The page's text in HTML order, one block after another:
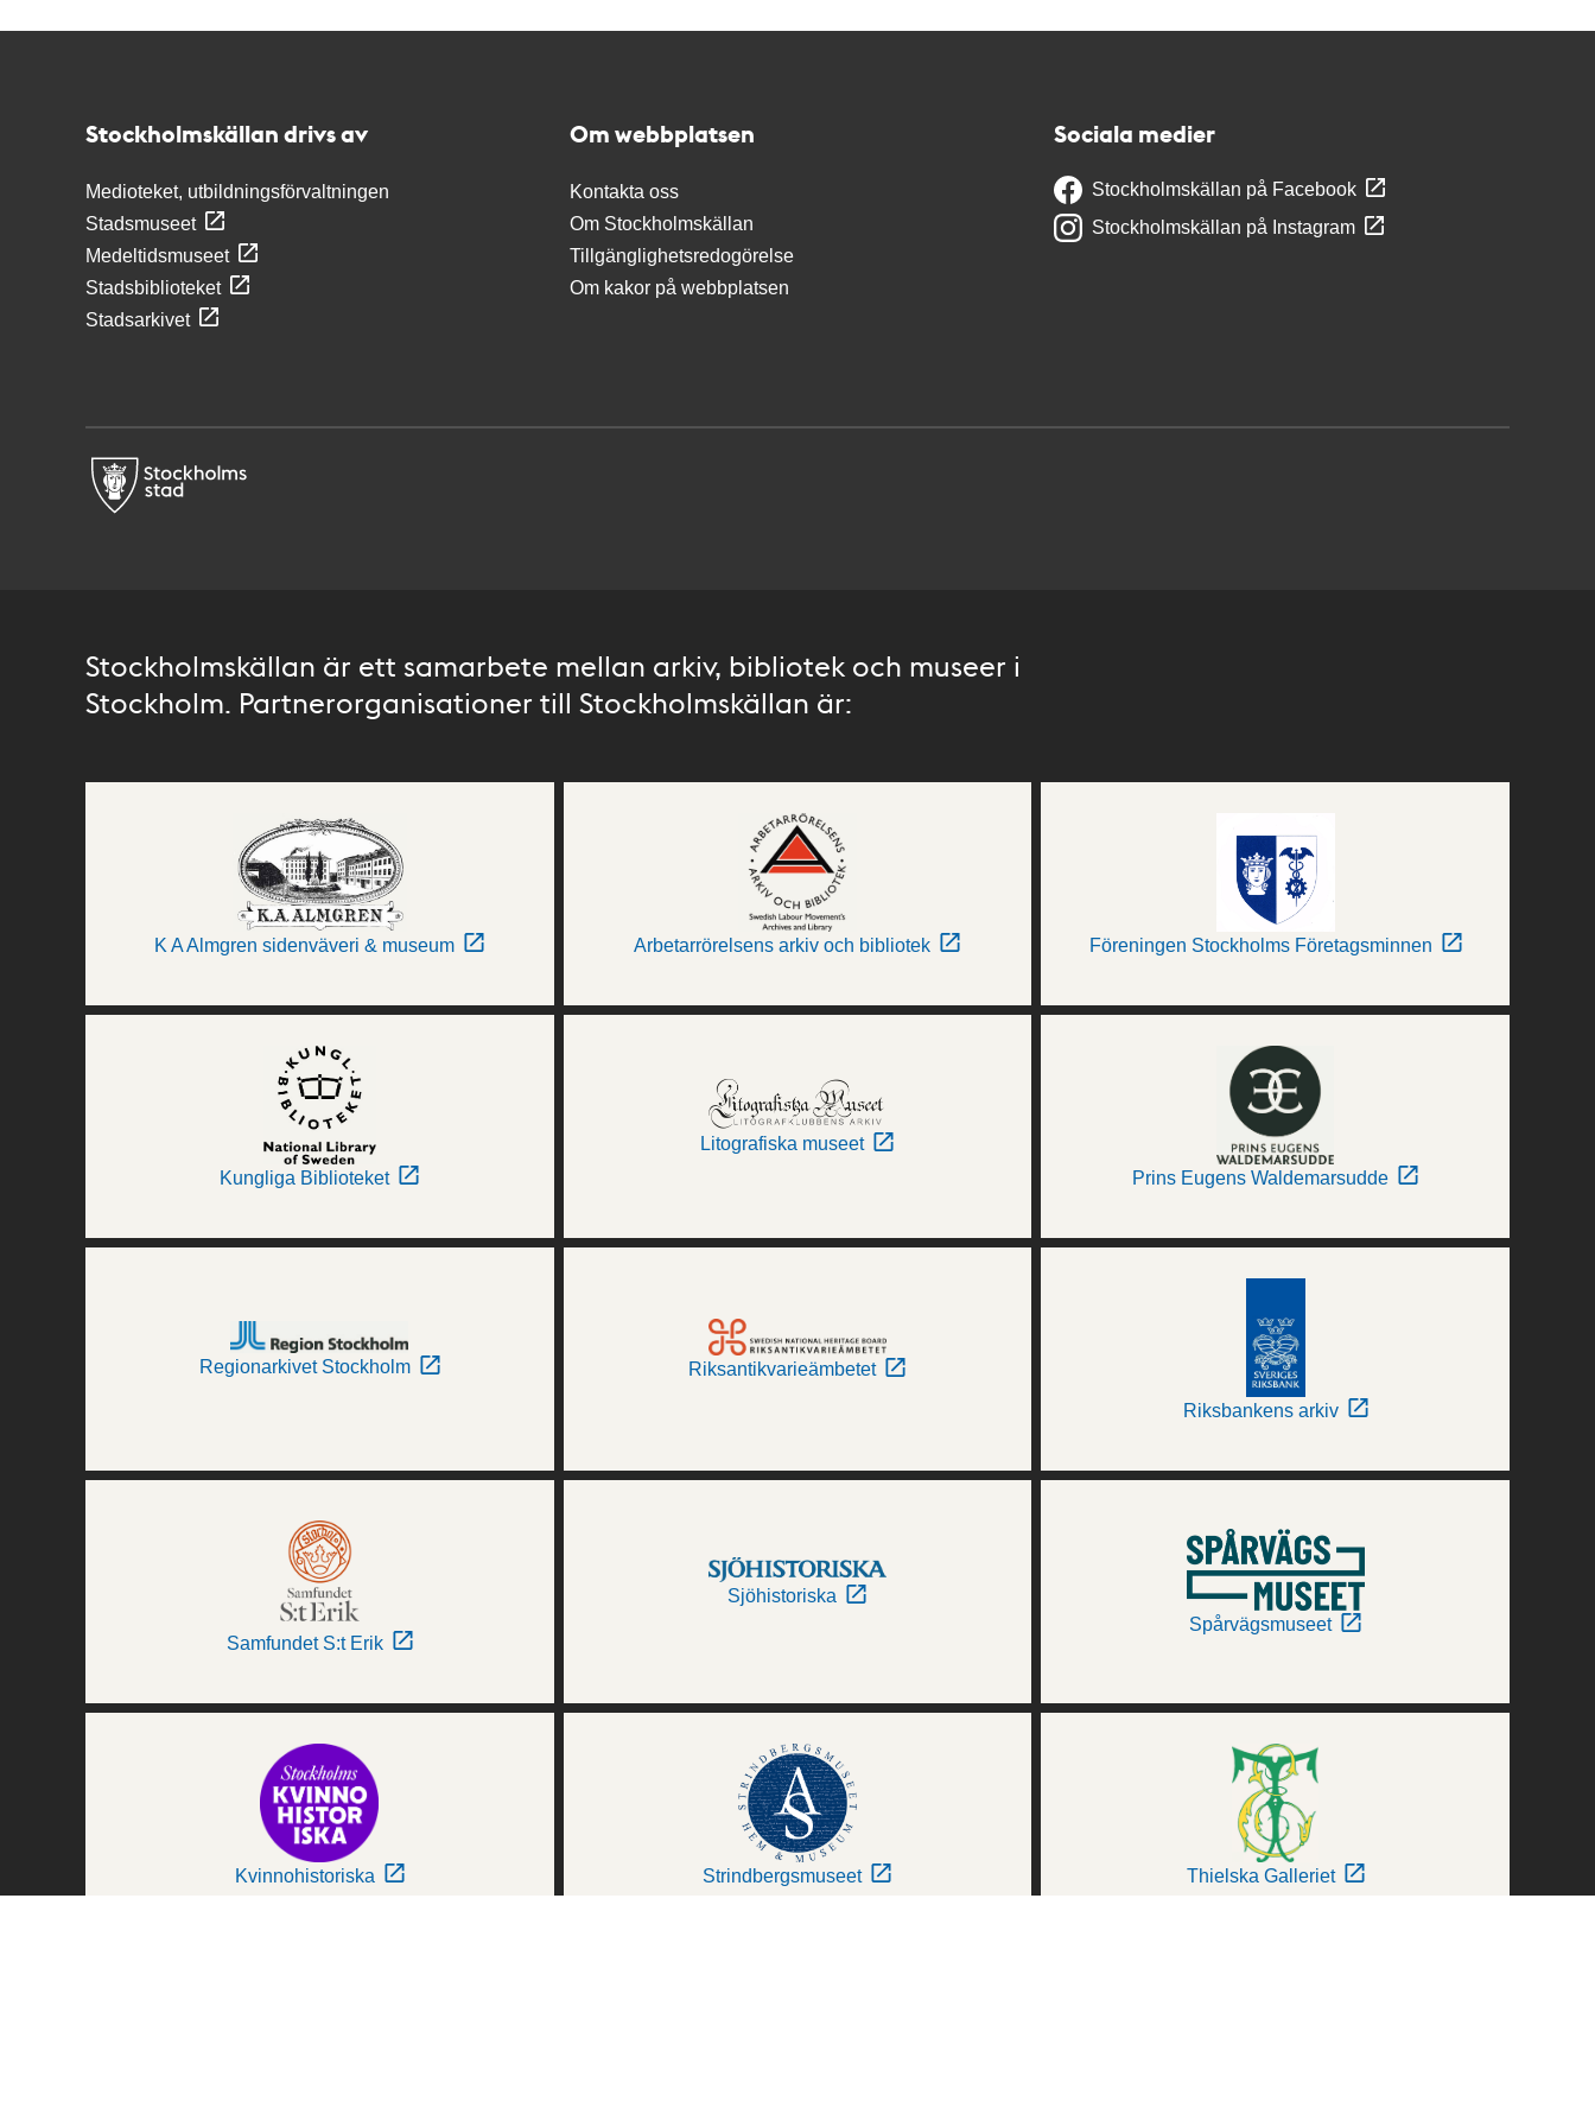
Stockholmskällan drivs av
Medioteket, utbildningsförvaltningen
Stadsmuseet
Medeltidsmuseet
Stadsbiblioteket
Stadsarkivet
Om webbplatsen
Kontakta oss
Om Stockholmskällan
Tillgänglighetsredogörelse
Om kakor på webbplatsen
Sociala medier
Stockholmskällan på Facebook
Stockholmskällan på Instagram
Stockholmskällan är ett samarbete mellan arkiv, bibliotek och museer i
Stockholm. Partnerorganisationer till Stockholmskällan är:
K A Almgren sidenväveri & museum Arbetarrörelsens arkiv och bibliotek Föreningen Stockholms Företagsminnen
Kungliga Biblioteket
Litografiska museet
Prins Eugens Waldemarsudde
Regionarkivet Stockholm Riksantikvarieämbetet
Riksbankens arkiv
Samfundet S:t Erik
Sjöhistoriska
Spårvägsmuseet
Kvinnohistoriska Strindbergsmuseet Thielska Galleriet